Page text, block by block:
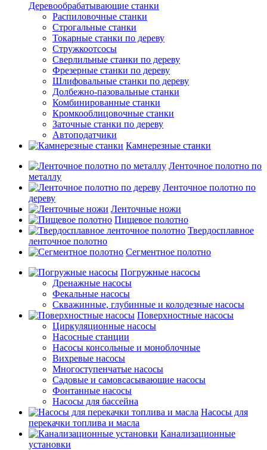
Деревообрабатывающие станки
Распиловочные станки
Строгальные станки
Токарные станки по дереву
Стружкоотсосы
Сверлильные станки по дереву
Фрезерные станки по дереву
Шлифовальные станки по дереву
Долбежно-пазовальные станки
Комбинированные станки
Кромкооблицовочные станки
Заточные станки по дереву
Автоподатчики
Камнерезные станки
Ленточное полотно по
металлу
Ленточное полотно по
дереву
Ленточные ножи
Пищевое полотно
Твердосплавное
ленточное полотно
Сегментное полотно
Погружные насосы
Дренажные насосы
Фекальные насосы
Скважинные, глубинные и колодезные насосы
Поверхностные насосы
Циркуляционные насосы
Насосные станции
Насосы консольные и моноблочные
Вихревые насосы
Многоступенчатые насосы
Садовые и самовсасывающие насосы
Фонтанные насосы
Насосы для бассейна
Насосы для
перекачки топлива и масла
Канализационные
установки